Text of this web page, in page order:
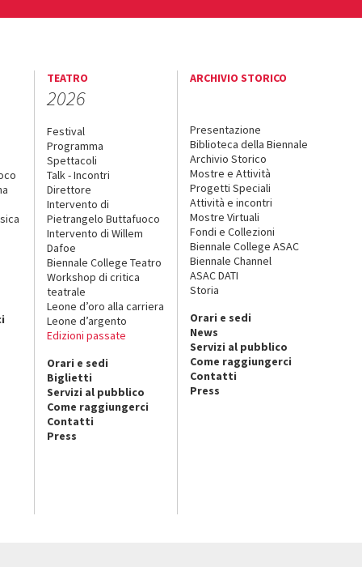
TEATRO
2026
Festival
Programma
Spettacoli
Talk - Incontri
Direttore
Intervento di
Pietrangelo Buttafuoco
Intervento di Willem
Dafoe
Biennale College Teatro
Workshop di critica
teatrale
Leone d’oro alla carriera
Leone d’argento
Edizioni passate
Orari e sedi
Biglietti
Servizi al pubblico
Come raggiungerci
Contatti
Press
ARCHIVIO STORICO
Presentazione
Biblioteca della Biennale
Archivio Storico
Mostre e Attività
Progetti Speciali
Attività e incontri
Mostre Virtuali
Fondi e Collezioni
Biennale College ASAC
Biennale Channel
ASAC DATI
Storia
Orari e sedi
News
Servizi al pubblico
Come raggiungerci
Contatti
Press